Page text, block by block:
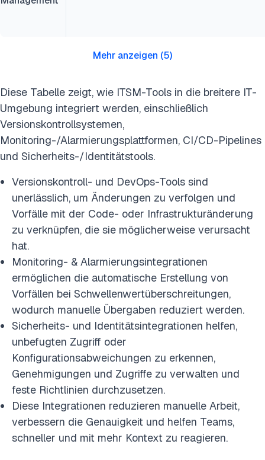
Mehr anzeigen (5)
Diese Tabelle zeigt, wie ITSM-Tools in die breitere IT-
Umgebung integriert werden, einschließlich
Versionskontrollsystemen,
Monitoring-/Alarmierungsplattformen, CI/CD-Pipelines
und Sicherheits-/Identitätstools.
Versionskontroll- und DevOps-Tools sind
unerlässlich, um Änderungen zu verfolgen und
Vorfälle mit der Code- oder Infrastrukturänderung
zu verknüpfen, die sie möglicherweise verursacht
hat.
Monitoring- & Alarmierungsintegrationen
ermöglichen die automatische Erstellung von
Vorfällen bei Schwellenwertüberschreitungen,
wodurch manuelle Übergaben reduziert werden.
Sicherheits- und Identitätsintegrationen helfen,
unbefugten Zugriff oder
Konfigurationsabweichungen zu erkennen,
Genehmigungen und Zugriffe zu verwalten und
feste Richtlinien durchzusetzen.
Diese Integrationen reduzieren manuelle Arbeit,
verbessern die Genauigkeit und helfen Teams,
schneller und mit mehr Kontext zu reagieren.